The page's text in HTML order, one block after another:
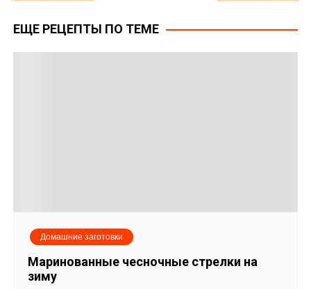
в
ЕЩЕ РЕЦЕПТЫ ПО ТЕМЕ
Домашние заготовки
Маринованные чесночные стрелки на
зиму